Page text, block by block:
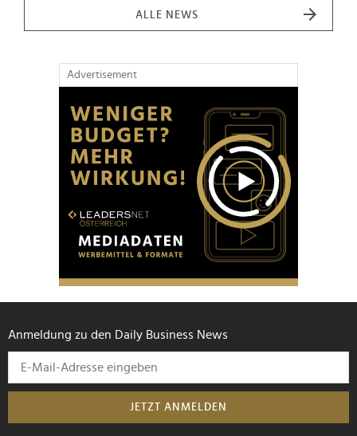
ALLE NEWS
Advertisement
Anmeldung zu den Daily Business News
JETZT ANMELDEN